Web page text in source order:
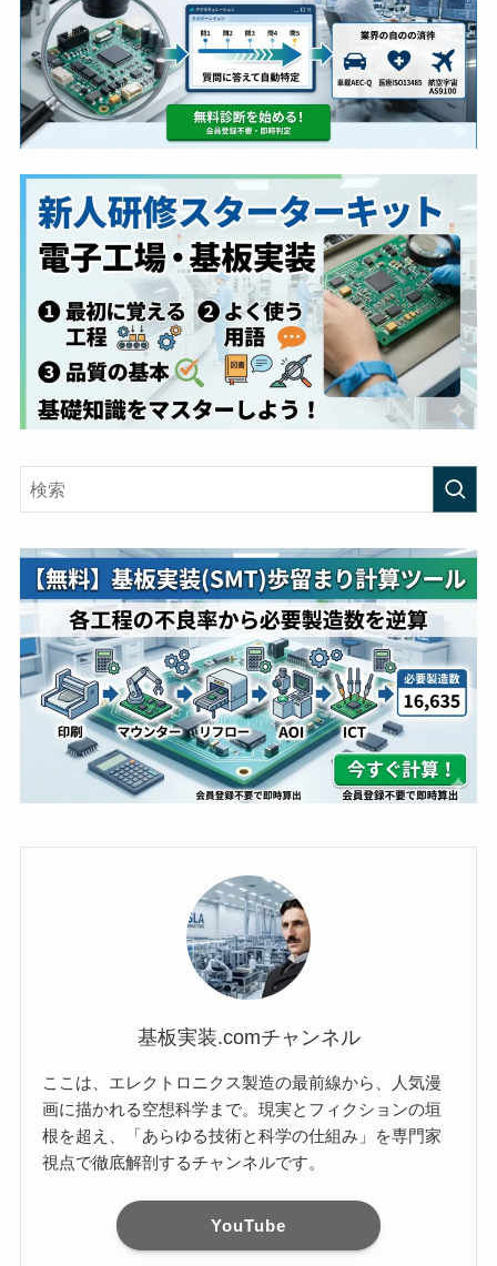
基板実装.comチャンネル
ここは、エレクトロニクス製造の最前線から、人気漫
画に描かれる空想科学まで。現実とフィクションの垣
根を超え、「あらゆる技術と科学の仕組み」を専門家
視点で徹底解剖するチャンネルです。
YouTube